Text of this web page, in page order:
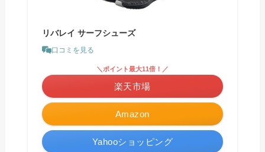
リバレイ サーフシューズ
口コミを見る
Amazon
＼ポイント最大11倍！／
楽天市場
Yahooショッピング